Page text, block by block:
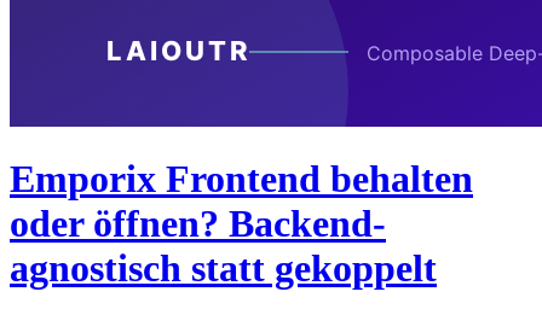
Emporix Frontend behalten
oder öffnen? Backend-
agnostisch statt gekoppelt